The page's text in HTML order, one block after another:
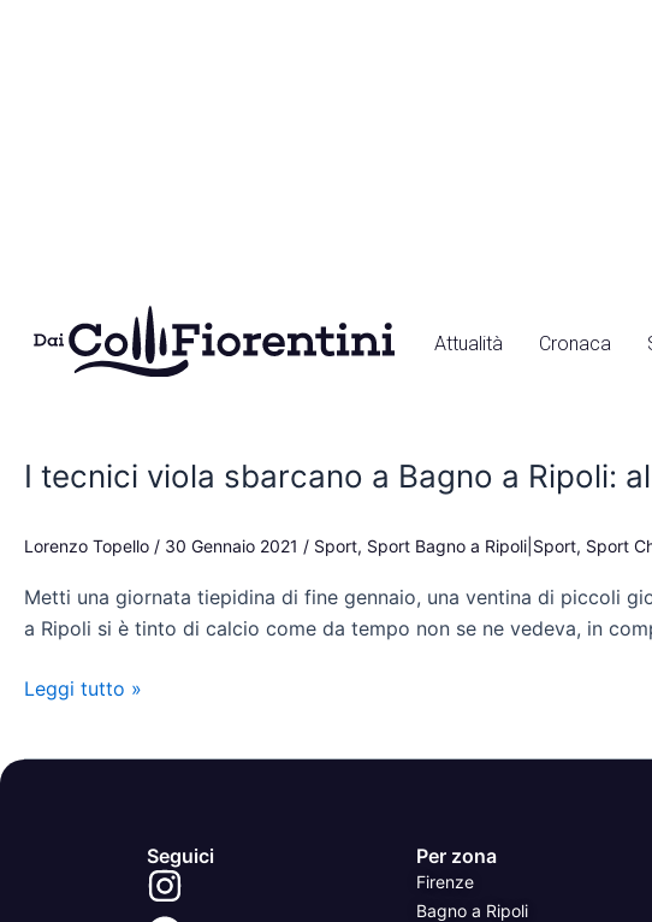
Attualità Cronaca
I tecnici viola sbarcano a Bagno a Ripoli:
Lorenzo Topello / 30 Gennaio 2021 / Sport, Sport Bagno a Ripoli|Sport, Sport
Metti una giornata tiepidina di fine gennaio, una ventina di piccoli
a Ripoli si è tinto di calcio come da tempo non se ne vedeva, in
viola
a
a
Ripoli:
speciale
i
Leggi tutto »
Seguici Per zona
Firenze
Bagno a Ripoli